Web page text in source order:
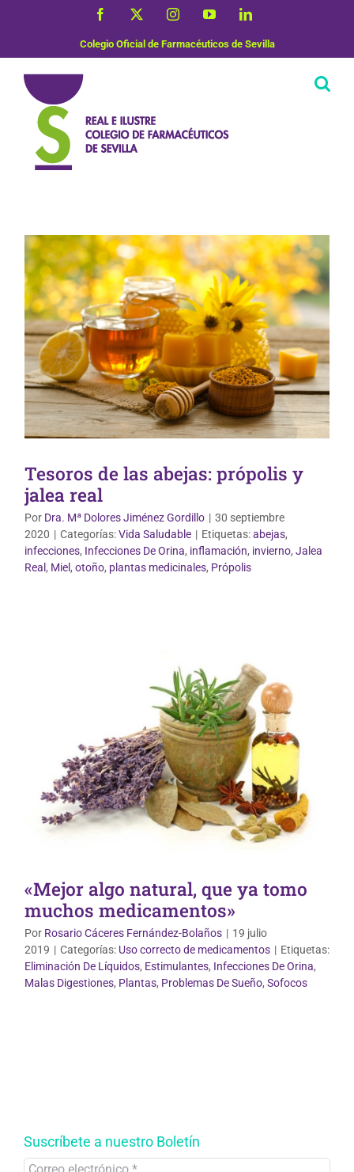
Facebook InstagramYouTubeLinkedIn
Colegio Oficial de Farmacéuticos de Sevilla
Tesoros de las abejas: própolis y
jalea real
Por Dra. Mª Dolores Jiménez Gordillo | 30 septiembre
2020 | Categorías:Vida Saludable | Etiquetas:abejas,
infecciones, Infecciones De Orina, inflamación, invierno, Jalea
Real , Miel, otoño, plantas medicinales, Própolis
Uso correcto de medicamentos
«Mejor algo natural, que ya tomo
muchos medicamentos»
Por Rosario Cáceres Fernández-Bolaños | 19 julio
2019 | Categorías: Uso correcto de medicamentos | Etiquetas:
Eliminación De Líquidos, Estimulantes, Infecciones De Orina,
Malas Digestiones, Plantas, Problemas De Sueño, Sofocos
Suscríbete a nuestro Boletín